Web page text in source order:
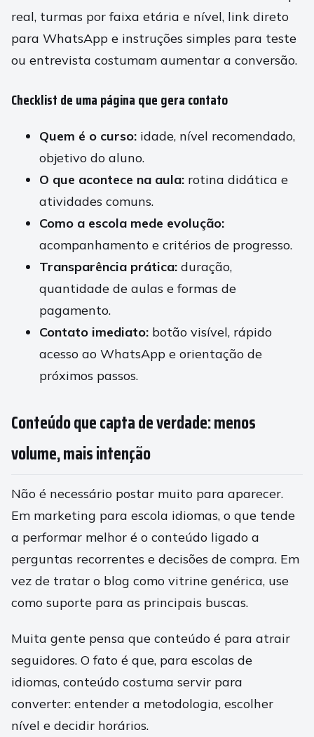
real, turmas por faixa etária e nível, link direto
para WhatsApp e instruções simples para teste
ou entrevista costumam aumentar a conversão.
Checklist de uma página que gera contato
Quem é o curso: idade, nível recomendado,
objetivo do aluno.
O que acontece na aula: rotina didática e
atividades comuns.
Como a escola mede evolução:
acompanhamento e critérios de progresso.
Transparência prática: duração,
quantidade de aulas e formas de
pagamento.
Contato imediato: botão visível, rápido
acesso ao WhatsApp e orientação de
próximos passos.
Conteúdo que capta de verdade: menos
volume, mais intenção
Não é necessário postar muito para aparecer.
Em marketing para escola idiomas, o que tende
a performar melhor é o conteúdo ligado a
perguntas recorrentes e decisões de compra. Em
vez de tratar o blog como vitrine genérica, use
como suporte para as principais buscas.
Muita gente pensa que conteúdo é para atrair
seguidores. O fato é que, para escolas de
idiomas, conteúdo costuma servir para
converter: entender a metodologia, escolher
nível e decidir horários.